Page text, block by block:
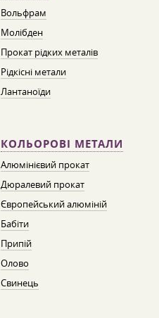
Вольфрам
Молібден
Прокат рідких металів
Рідкісні метали
Лантаноїди
КОЛЬОРОВІ МЕТАЛИ
Алюмінієвий прокат
Дюралевий прокат
Європейський алюміній
Бабіти
Припій
Олово
Свинець